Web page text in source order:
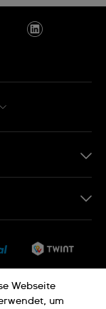
Webseite
um